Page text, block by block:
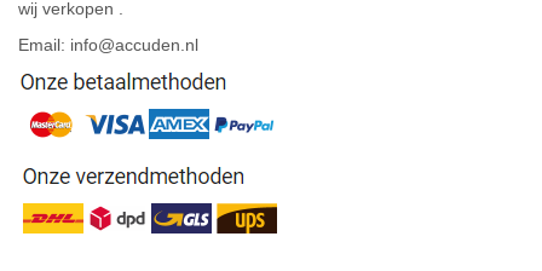
wij verkopen .
Email: info@accuden.nl